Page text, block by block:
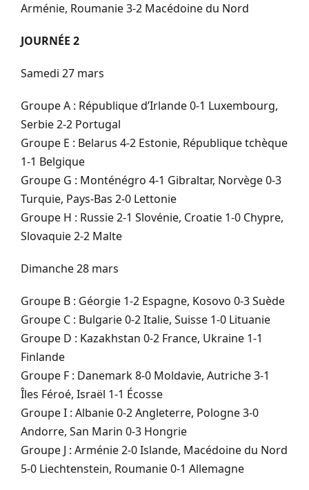
Arménie, Roumanie 3-2 Macédoine du Nord
JOURNÉE 2
Samedi 27 mars
Groupe A : République d’Irlande 0-1 Luxembourg,
Serbie 2-2 Portugal
Groupe E : Belarus 4-2 Estonie, République tchèque
1-1 Belgique
Groupe G : Monténégro 4-1 Gibraltar, Norvège 0-3
Turquie, Pays-Bas 2-0 Lettonie
Groupe H : Russie 2-1 Slovénie, Croatie 1-0 Chypre,
Slovaquie 2-2 Malte
Dimanche 28 mars
Groupe B : Géorgie 1-2 Espagne, Kosovo 0-3 Suède
Groupe C : Bulgarie 0-2 Italie, Suisse 1-0 Lituanie
Groupe D : Kazakhstan 0-2 France, Ukraine 1-1
Finlande
Groupe F : Danemark 8-0 Moldavie, Autriche 3-1
Îles Féroé, Israël 1-1 Écosse
Groupe I : Albanie 0-2 Angleterre, Pologne 3-0
Andorre, San Marin 0-3 Hongrie
Groupe J : Arménie 2-0 Islande, Macédoine du Nord
5-0 Liechtenstein, Roumanie 0-1 Allemagne